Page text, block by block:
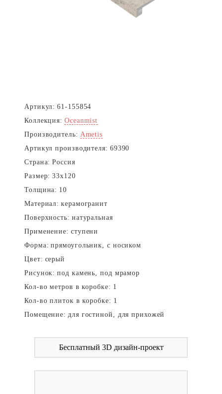
Артикул: 61-155854
Коллекция: Oceanmist
Производитель: Ametis
Артикул производителя: 69390
Страна: Россия
Размер: 33x120
Толщина: 10
Материал: керамогранит
Поверхность: натуральная
Применение: ступени
Форма: прямоугольник, с носиком
Цвет: серый
Рисунок: под камень, под мрамор
Кол-во метров в коробке: 1
Кол-во плиток в коробке: 1
Помещение: для гостиной, для прихожей
Бесплатный 3D дизайн-проект